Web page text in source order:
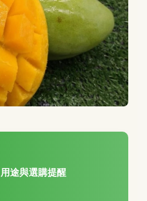
用途與選購提醒